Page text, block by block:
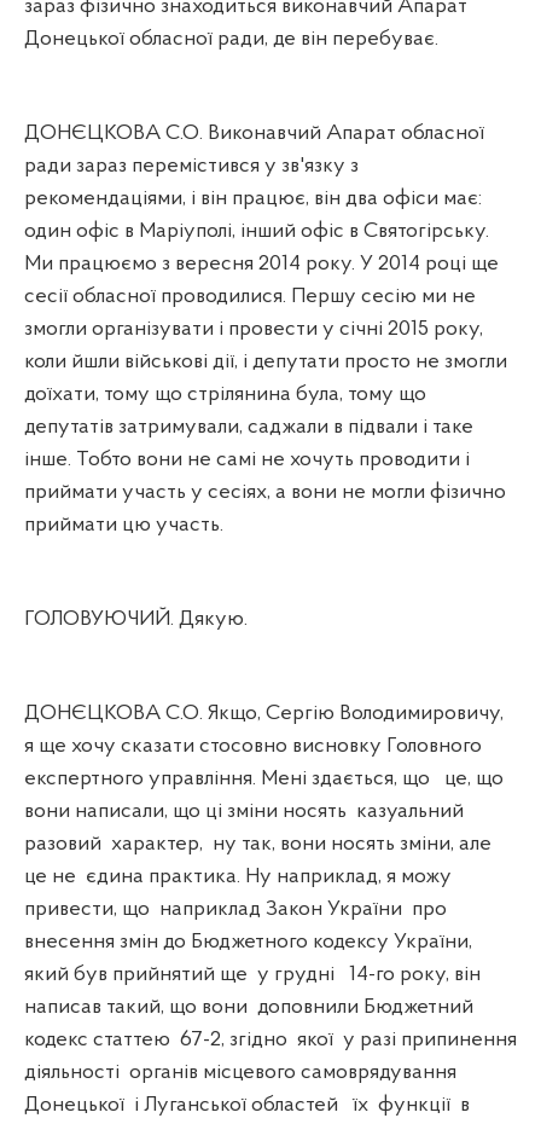
зараз фізично знаходиться виконавчий Апарат
Донецької обласної ради, де він перебуває.
ДОНЄЦКОВА С.О. Виконавчий Апарат обласної
ради зараз перемістився у зв'язку з
рекомендаціями, і він працює, він два офіси має:
один офіс в Маріуполі, інший офіс в Святогірську.
Ми працюємо з вересня 2014 року. У 2014 році ще
сесії обласної проводилися. Першу сесію ми не
змогли організувати і провести у січні 2015 року,
коли йшли військові дії, і депутати просто не змогли
доїхати, тому що стрілянина була, тому що
депутатів затримували, саджали в підвали і таке
інше. Тобто вони не самі не хочуть проводити і
приймати участь у сесіях, а вони не могли фізично
приймати цю участь.
ГОЛОВУЮЧИЙ. Дякую.
ДОНЄЦКОВА С.О. Якщо, Сергію Володимировичу,
я ще хочу сказати стосовно висновку Головного
експертного управління. Мені здається, що
це, що
вони написали, що ці зміни носять казуальний
разовий характер, ну так, вони носять зміни, але
це не єдина практика. Ну наприклад, я можу
привести, що наприклад Закон України про
внесення змін до Бюджетного кодексу України,
який був прийнятий ще у грудні
14-го року, він
написав такий, що вони доповнили Бюджетний
кодекс статтею 67-2, згідно якої у разі припинення
діяльності органів місцевого самоврядування
Донецької і Луганської областей їх функції в